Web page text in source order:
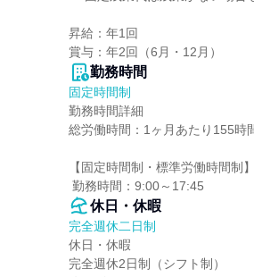
昇給：年1回
賞与：年2回（6月・12月）
勤務時間
固定時間制
勤務時間詳細
総労働時間：1ヶ月あたり155時
【固定時間制・標準労働時間制】
勤務時間：9:00～17:45
休日・休暇
完全週休二日制
休日・休暇
完全週休2日制（シフト制）